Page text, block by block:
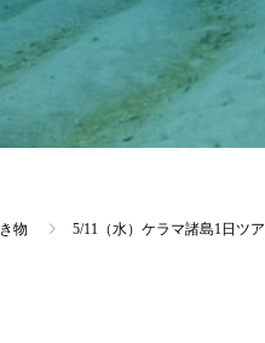
物
5/11（水）ケラマ諸島1日ツア